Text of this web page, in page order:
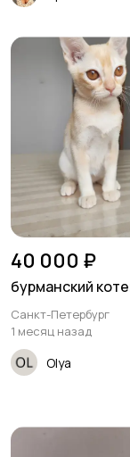
40 000 ₽
бурманский
Санкт-Петербург
1 месяц назад
Olya